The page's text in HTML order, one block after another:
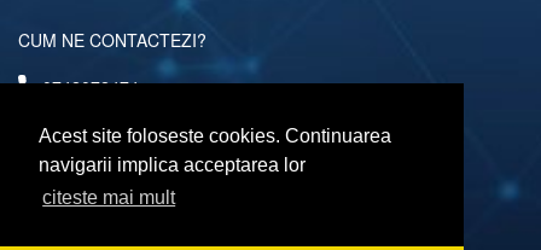
Acest site foloseste cookies. Continuarea
navigarii implica acceptarea lor
citeste mai mult
CUM NE CONTACTEZI?
0742072474
comenzi@computerescu.ro
URMARESTE-NE SI PE